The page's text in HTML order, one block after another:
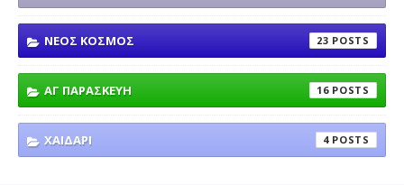
ΝΕΟΣ ΚΟΣΜΟΣ 23
ΑΓ ΠΑΡΑΣΚΕΥΗ 16
ΧΑΙΔΑΡΙ 4